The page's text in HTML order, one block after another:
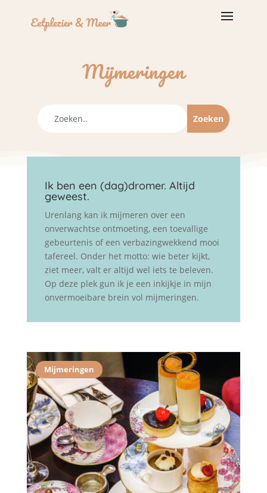
Mijmeringen
Ik ben een (dag)dromer. Altijd
geweest.
Urenlang kan ik mijmeren over een
onverwachtse ontmoeting, een toevallige
gebeurtenis of een verbazingwekkend mooi
tafereel. Onder het motto: wie beter kijkt,
ziet meer, valt er altijd wel iets te beleven.
Op deze plek gun ik je een inkijkje in mijn
onvermoeibare brein vol mijmeringen.
Mijmeringen